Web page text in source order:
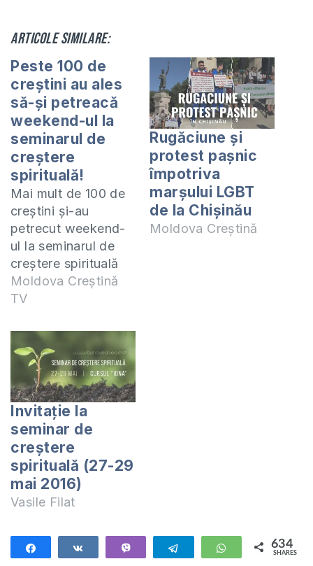
Articole similare:
Peste 100 de
creștini au ales
să-și petreacă
weekend-ul la
seminarul de
creștere
spirituală!
Mai mult de 100 de
creștini și-au
petrecut weekend-
ul la seminarul de
creștere spirituală
pe care îl
organizează
”Buna Vestire” din
Chișinău, la care au
studiat aprofundat
manualul 1
Tesaloniceni.
Abonează-te!
Youtube:
https://www.youtube.com/user/MoldovaC...
Facebook
https://www.facebook.com/moldovacrest...
Vizitează-ne pe
Web:
https://moldovacrestina.md/
Moldova Creștină
TV
Rugăciune și
protest pașnic
împotriva
marșului LGBT
de la Chișinău
Moldova Creștină
Invitație la
seminar de
creștere
spirituală (27-29
mai 2016)
Vasile Filat
Telegram WhatsApp
634
SHARES